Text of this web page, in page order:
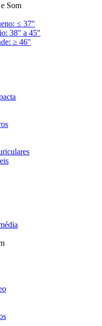
Som
≤ 37"
38" a 45"
≥ 46"